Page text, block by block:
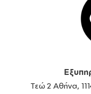
Τεώ 2 Αθήνα,